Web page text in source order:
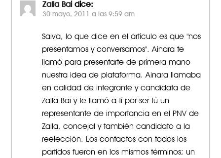
Zalla Bai dice:
30 mayo, 2011 a las 9:59 am
Salva, lo que dice en el artículo es que "nos
presentamos y conversamos". Ainara te
llamó para presentarte de primera mano
nuestra idea de plataforma. Ainara llamaba
en calidad de integrante y candidata de
Zalla Bai y te llamó a tí por ser tú un
representante de importancia en el PNV de
Zalla, concejal y también candidato a la
reelección. Los contactos con todos los
partidos fueron en los mismos términos; un